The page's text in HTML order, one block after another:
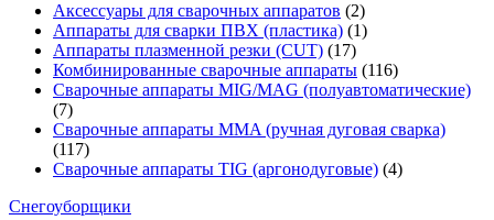
Аксессуары для сварочных аппаратов (2)
Аппараты для сварки ПВХ (пластика) (1)
Аппараты плазменной резки (CUT) (17)
Комбинированные сварочные аппараты (116)
Сварочные аппараты MIG/MAG (полуавтоматические)
(7)
Сварочные аппараты MMA (ручная дуговая сварка)
(117)
Сварочные аппараты TIG (аргонодуговые) (4)
Снегоуборщики